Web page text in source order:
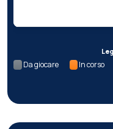
Da giocare In corso